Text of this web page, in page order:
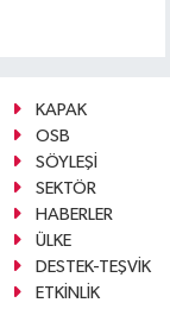
KAPAK
OSB
SÖYLEŞİ
SEKTÖR
HABERLER
ÜLKE
DESTEK-TEŞVİK
ETKİNLİK